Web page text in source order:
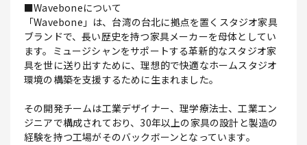
■Waveboneについて
「Wavebone」は、台湾の台北に拠点を置くスタジオ家具
ブランドで、長い歴史を持つ家具メーカーを母体としてい
ます。ミュージシャンをサポートする革新的なスタジオ家
具を世に送り出すために、理想的で快適なホームスタジオ
環境の構築を支援するために生まれました。
その開発チームは工業デザイナー、理学療法士、工業エン
ジニアで構成されており、30年以上の家具の設計と製造の
経験を持つ工場がそのバックボーンとなっています。